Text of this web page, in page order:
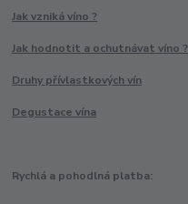
Jak vzniká víno ?
Jak hodnotit a ochutnávat víno ?
Druhy přívlastkových vín
Degustace vína
Rychlá a pohodlná platba: